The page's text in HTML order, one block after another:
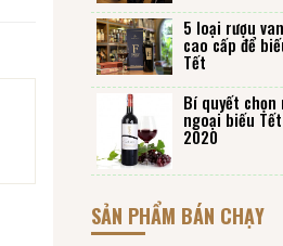
5 loại rượu
cao cấp để
Tết
Bí quyết chọn
ngoại biếu
2020
SẢN PHẨM BÁN CHẠY